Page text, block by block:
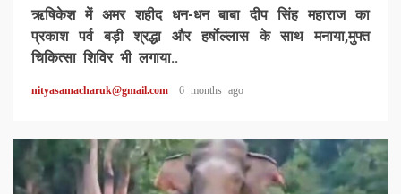
ऋषिकेश में अमर शहीद धन-धन बाबा दीप सिंह महाराज का
प्रकाश पर्व बड़ी श्रद्धा और हर्षोल्लास के साथ मनाया,मुफ्त
चिकित्सा शिविर भी लगाया..
nityasamacharuk@gmail.com 6 months ago